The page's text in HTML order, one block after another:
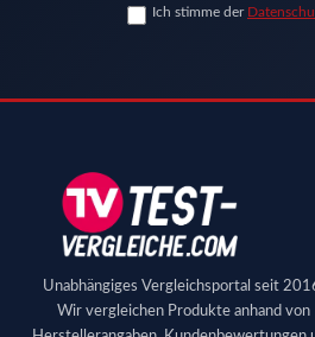
Ich stimme der
Unabhängiges Vergleichsportal seit
Wir vergleichen Produkte anhand von